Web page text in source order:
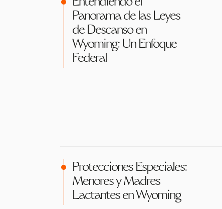
Entendiendo el
Panorama de las Leyes
de Descanso en
Wyoming: Un Enfoque
Federal
Protecciones Especiales:
Menores y Madres
Lactantes en Wyoming